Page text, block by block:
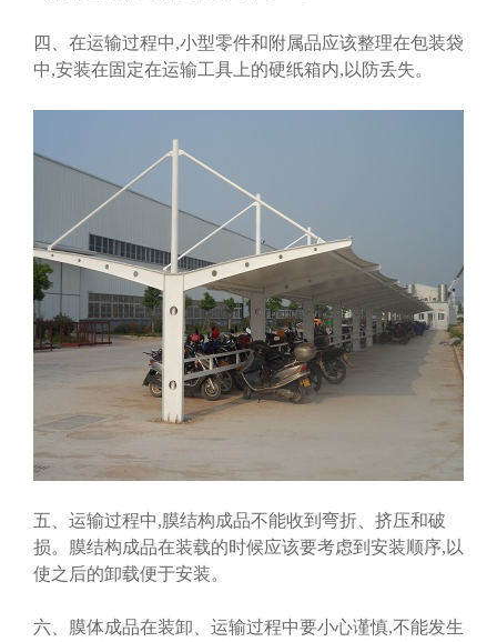
四、在运输过程中,小型零件和附属品应该整理在包装袋
中,安装在固定在运输工具上的硬纸箱内,以防丢失。
五、运输过程中,膜结构成品不能收到弯折、挤压和破
损。膜结构成品在装载的时候应该要考虑到安装顺序,以
使之后的卸载便于安装。
六、膜体成品在装卸、运输过程中要小心谨慎,不能发生